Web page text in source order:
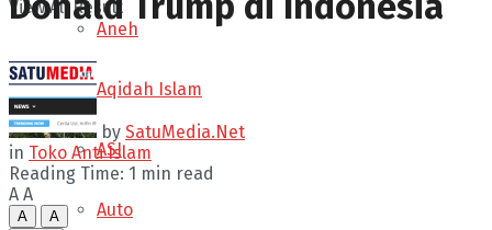
Aneh
Aqidah Islam
ASI
Auto
View All Result
by SatuMedia.Net
in Toko Anti Islam
Reading Time: 1 min read
A A
A
A